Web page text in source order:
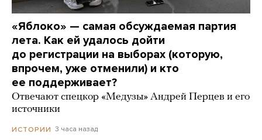
«Яблоко» — самая обсуждаемая партия
лета. Как ей удалось дойти
до регистрации на выборах (которую,
впрочем, уже отменили) и кто
ее поддерживает?
Отвечают спецкор «Медузы» Андрей Перцев и его
источники
ИСТОРИИ 3 часа назад